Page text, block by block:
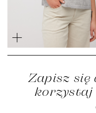
Szara bluzka z
699
Zapisz się
korzystaj